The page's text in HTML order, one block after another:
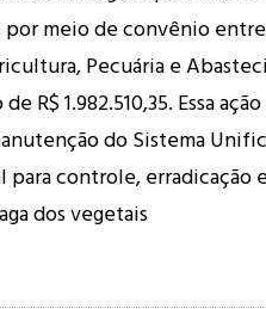
meio de convênio
Pecuária e
R$ 1.982.510,35. Essa
do Sistema
para controle, erradicação
dos vegetais